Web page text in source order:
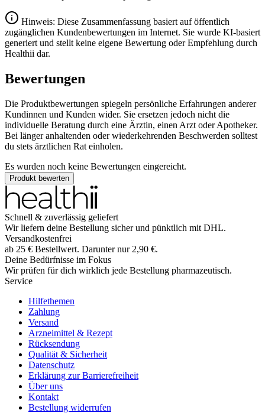
Hinweis: Diese Zusammenfassung basiert auf öffentlich
zugänglichen Kundenbewertungen im Internet. Sie wurde KI-basiert
generiert und stellt keine eigene Bewertung oder Empfehlung durch
Healthii dar.
Bewertungen
Die Produktbewertungen spiegeln persönliche Erfahrungen anderer
Kundinnen und Kunden wider. Sie ersetzen jedoch nicht die
individuelle Beratung durch eine Ärztin, einen Arzt oder Apotheker.
Bei länger anhaltenden oder wiederkehrenden Beschwerden solltest
du stets ärztlichen Rat einholen.
Es wurden noch keine Bewertungen eingereicht.
Produkt bewerten
Schnell & zuverlässig geliefert
Wir liefern deine Bestellung sicher und pünktlich mit DHL.
Versandkostenfrei
ab 25 € Bestellwert. Darunter nur 2,90 €.
Deine Bedürfnisse im Fokus
Wir prüfen für dich wirklich jede Bestellung pharmazeutisch.
Service
Hilfethemen
Zahlung
Versand
Arzneimittel & Rezept
Rücksendung
Qualität & Sicherheit
Datenschutz
Erklärung zur Barrierefreiheit
Über uns
Kontakt
Bestellung widerrufen